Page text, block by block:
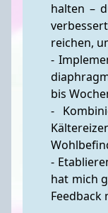
halten –
reichen,
-
bis
-
-
hat mich
Feedback